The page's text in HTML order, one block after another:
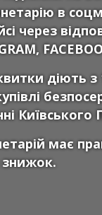
в
через
діють з
Київського
має